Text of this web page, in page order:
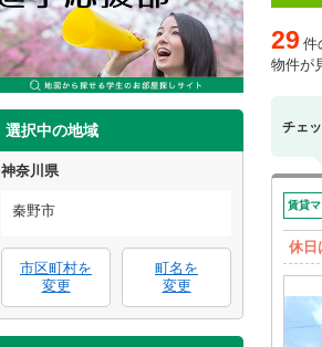
選択中の地域
神奈川県
秦野市
市区町村を
変更
町名を
変更
29 件
物件が
チェ
賃貸
休日